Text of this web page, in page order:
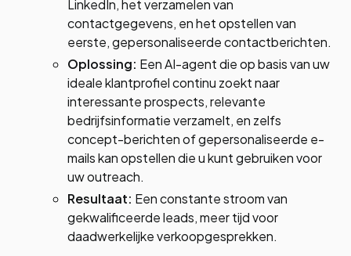
LinkedIn, het verzamelen van
contactgegevens, en het opstellen van
eerste, gepersonaliseerde contactberichten.
Oplossing: Een AI-agent die op basis van uw
ideale klantprofiel continu zoekt naar
interessante prospects, relevante
bedrijfsinformatie verzamelt, en zelfs
concept-berichten of gepersonaliseerde e-
mails kan opstellen die u kunt gebruiken voor
uw outreach.
Resultaat: Een constante stroom van
gekwalificeerde leads, meer tijd voor
daadwerkelijke verkoopgesprekken.